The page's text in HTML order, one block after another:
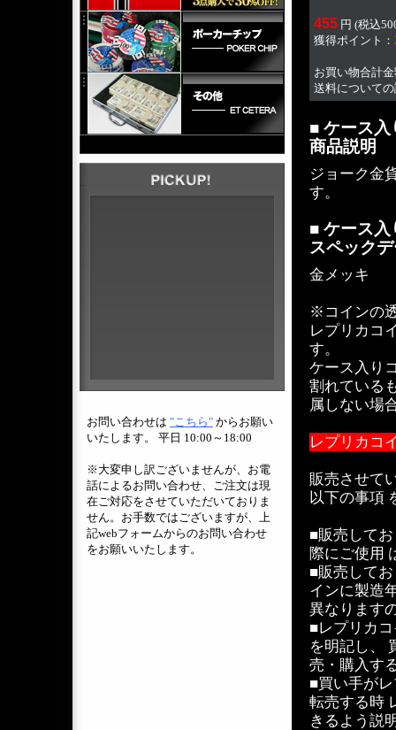
455 円 (税込
獲得ポイント：
お買い物合計
送料について
■ ケース入
商品説明
ジョーク金
す。
■ ケース入
スペック
金メッキ
※コインの
レプリカコ
す。
ケース入り
割れている
属しない場
レプリカコ
販売させて
以下の事項
■販売して
際にご使用
■販売して
インに製造
異なります
■レプリカ
を明記し、
売・購入す
■買い手が
転売する時
きるよう説
お問い合わせは "こちら" からお願い
いたします。 平日 10:00～18:00
※大変申し訳ございませんが、お電
話によるお問い合わせ、ご注文は現
在ご対応をさせていただいておりま
せん。お手数ではございますが、上
記webフォームからのお問い合わせ
をお願いいたします。